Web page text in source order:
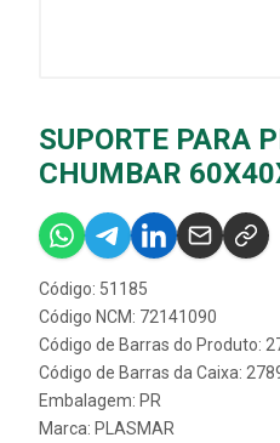
SUPORTE PARA
CHUMBAR
Código: 51185
Código NCM: 72141090
Código de Barras do Produto:
Código de Barras da Caixa:
Embalagem: PR
Marca: PLASMAR